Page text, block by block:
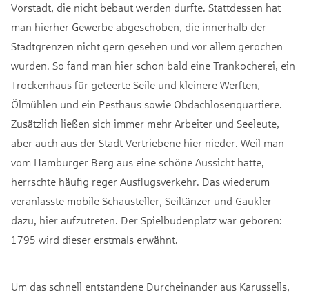
Vorstadt, die nicht bebaut werden durfte. Stattdessen hat
man hierher Gewerbe abgeschoben, die innerhalb der
Stadtgrenzen nicht gern gesehen und vor allem gerochen
wurden. So fand man hier schon bald eine Trankocherei, ein
Trockenhaus für geteerte Seile und kleinere Werften,
Ölmühlen und ein Pesthaus sowie Obdachlosenquartiere.
Zusätzlich ließen sich immer mehr Arbeiter und Seeleute,
aber auch aus der Stadt Vertriebene hier nieder. Weil man
vom Hamburger Berg aus eine schöne Aussicht hatte,
herrschte häufig reger Ausflugsverkehr. Das wiederum
veranlasste mobile Schausteller, Seiltänzer und Gaukler
dazu, hier aufzutreten. Der Spielbudenplatz war geboren:
1795 wird dieser erstmals erwähnt.
Um das schnell entstandene Durcheinander aus Karussells,